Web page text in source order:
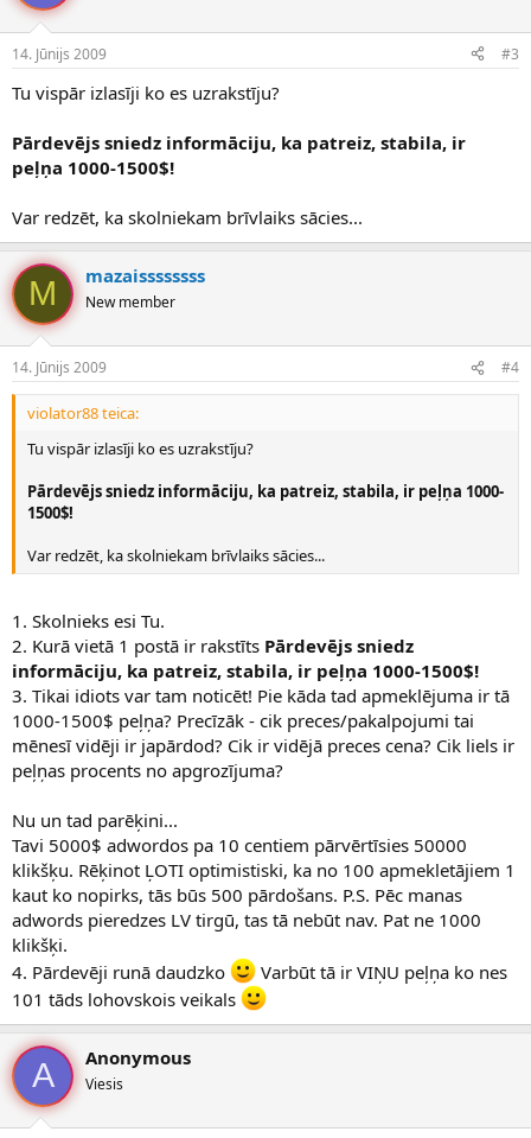
14. Jūnijs 2009 #3
Tu vispār izlasīji ko es uzrakstīju?
Pārdevējs sniedz informāciju, ka patreiz, stabila, ir
peļņa 1000-1500$!
Var redzēt, ka skolniekam brīvlaiks sācies...
M mazaissssssss
New member
14. Jūnijs 2009 #4
violator88 teica:
Tu vispār izlasīji ko es uzrakstīju?
Pārdevējs sniedz informāciju, ka patreiz, stabila, ir peļņa 1000-
1500$!
Var redzēt, ka skolniekam brīvlaiks sācies...
1. Skolnieks esi Tu.
2. Kurā vietā 1 postā ir rakstīts Pārdevējs sniedz
informāciju, ka patreiz, stabila, ir peļņa 1000-1500$!
3. Tikai idiots var tam noticēt! Pie kāda tad apmeklējuma ir tā
1000-1500$ peļņa? Precīzāk - cik preces/pakalpojumi tai
mēnesī vidēji ir japārdod? Cik ir vidējā preces cena? Cik liels ir
peļņas procents no apgrozījuma?
Nu un tad parēķini...
Tavi 5000$ adwordos pa 10 centiem pārvērtīsies 50000
klikšķu. Rēķinot ĻOTI optimistiski, ka no 100 apmekletājiem 1
kaut ko nopirks, tās būs 500 pārdošans. P.S. Pēc manas
adwords pieredzes LV tirgū, tas tā nebūt nav. Pat ne 1000
klikšķi.
4. Pārdevēji runā daudzko
Varbūt tā ir VIŅU peļņa ko nes
101 tāds lohovskois veikals
A Anonymous
Viesis